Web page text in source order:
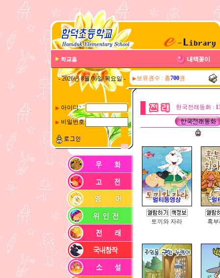
- 2026년 8월 06일 목요일 - ▶보유권수 : 총700권
▶아이디
▶ 비밀번호
한국전래동화 :
토끼와 자라 혹